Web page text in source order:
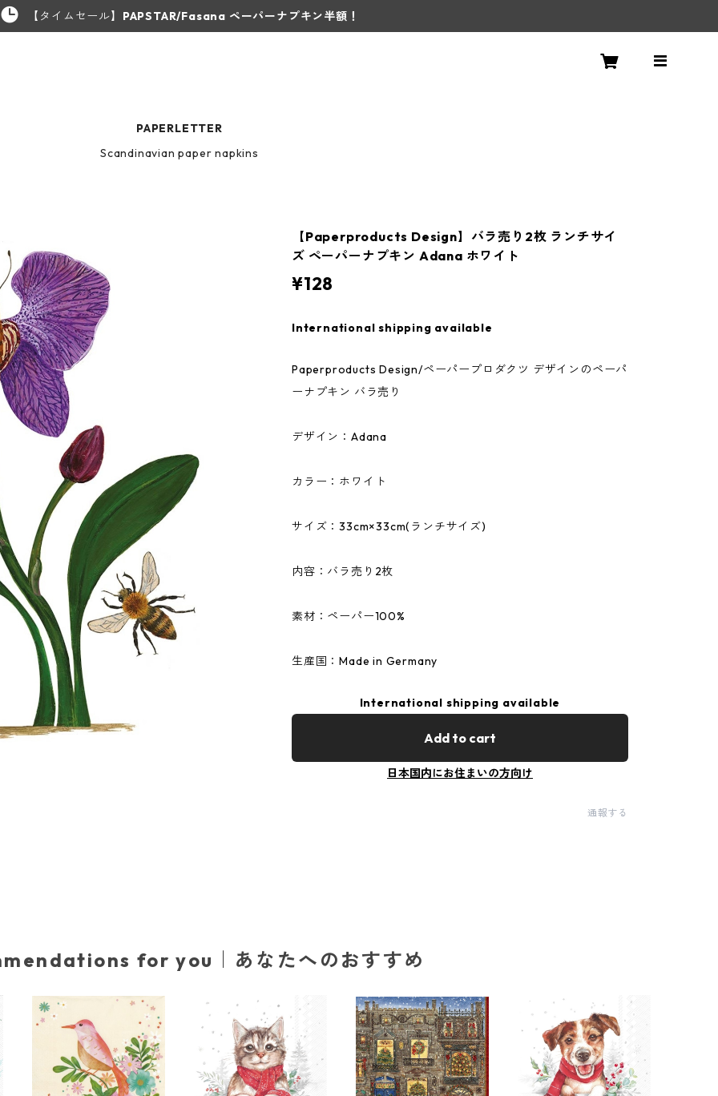
【タイムセール】 PAPSTAR/Fasana ペーパーナプキン半額！
PAPERLETTER
Scandinavian paper napkins
【Paperproducts Design】バラ売り2枚 ランチサイ
ズ ペーパーナプキン Adana ホワイト
¥128
International shipping available
Paperproducts Design/ペーパープロダクツ デザインのペーパ
ーナプキン バラ売り
デザイン：Adana
カラー：ホワイト
サイズ：33cm×33cm(ランチサイズ)
内容：バラ売り2枚
素材：ペーパー100%
生産国：Made in Germany
International shipping available
Add to cart
日本国内にお住まいの方向け
通報する
for you｜あなたへのおすすめ